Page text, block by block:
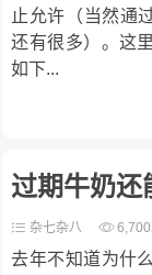
止允许（当然通
还有很多）。这
如下...
过期牛奶还
杂七杂八
去年不知道为什